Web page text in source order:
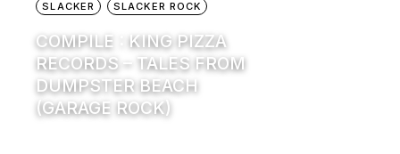
SLACKER
SLACKER ROCK
COMPILE : KING PIZZA
RECORDS – TALES FROM
DUMPSTER BEACH
(GARAGE ROCK)